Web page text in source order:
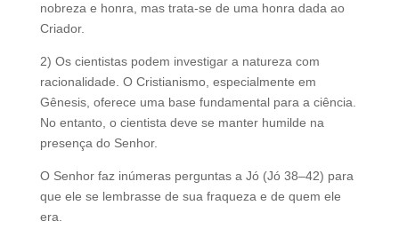
nobreza e honra, mas trata-se de uma honra dada ao
Criador.
2) Os cientistas podem investigar a natureza com
racionalidade. O Cristianismo, especialmente em
Gênesis, oferece uma base fundamental para a ciência.
No entanto, o cientista deve se manter humilde na
presença do Senhor.
O Senhor faz inúmeras perguntas a Jó (Jó 38–42) para
que ele se lembrasse de sua fraqueza e de quem ele
era.